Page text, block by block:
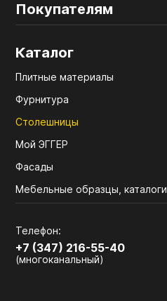
Покупателям
Каталог
Плитные материалы
Фурнитура
Столешницы
Мой ЭГГЕР
Фасады
Мебельные образцы, каталоги
Телефон:
+7 (347) 216-55-40
(многоканальный)